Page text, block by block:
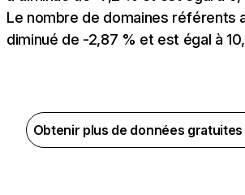
Le nombre de domaines référents
diminué de -2,87 % et est égal à
Obtenir plus de données